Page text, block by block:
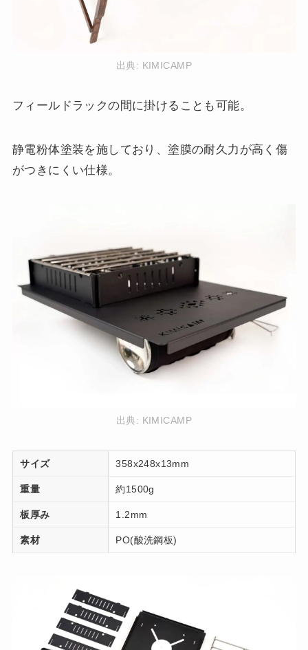
出典: KIMICAMP
フィールドラックの間に掛けることも可能。
静電粉体塗装を施しており、塗膜の耐久力が高く傷
がつきにくい仕様。
出典: KIMICAMP
サイズ 358x248x13mm
重量 約1500g
板厚み 1.2mm
素材 PO(酸洗鋼板)